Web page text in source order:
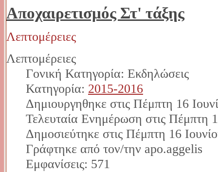
Αποχαιρετισμός Στ' τάξης
Λεπτομέρειες
Λεπτομέρειες
Γονική Κατηγορία: Εκδηλώσεις
Κατηγορία: 2015-2016
Δημιουργηθηκε στις Πέμπτη 16
Τελευταία Ενημέρωση στις Πέμπτη
Δημοσιεύτηκε στις Πέμπτη 16
Γράφτηκε από τον/την apo.aggelis
Εμφανίσεις: 571